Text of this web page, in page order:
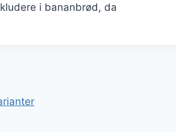
i bananbrød, da